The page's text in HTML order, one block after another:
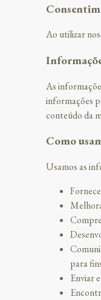
Ao utilizar
As
informações
conteúdo da
Como
Usamos as
para
Enviar